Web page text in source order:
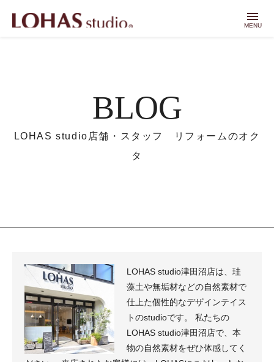
menu
MENU
BLOG
LOHAS studio店舗・スタッフ リフォームのオク
タ
LOHAS studio津田沼店は、珪
藻土や無垢材などの自然素材で
仕上た個性的なデザインテイス
トのstudioです。 私たちの
LOHAS studio津田沼店で、本
物の自然素材をぜひ体感してく